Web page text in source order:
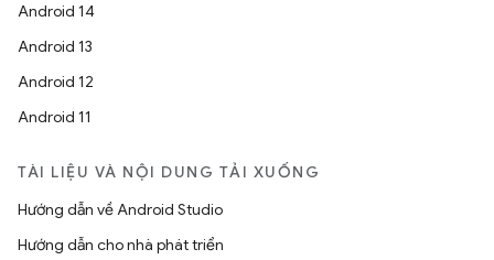
Android 14
Android 13
Android 12
Android 11
TÀI LIỆU VÀ NỘI DUNG TẢI XUỐNG
Hướng dẫn về Android Studio
Hướng dẫn cho nhà phát triển